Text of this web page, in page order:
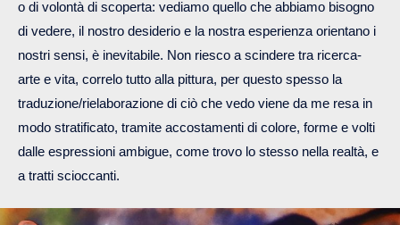
o di volontà di scoperta: vediamo quello che abbiamo bisogno
di vedere, il nostro desiderio e la nostra esperienza orientano i
nostri sensi, è inevitabile. Non riesco a scindere tra ricerca-
arte e vita, correlo tutto alla pittura, per questo spesso la
traduzione/rielaborazione di ciò che vedo viene da me resa in
modo stratificato, tramite accostamenti di colore, forme e volti
dalle espressioni ambigue, come trovo lo stesso nella realtà, e
a tratti scioccanti.